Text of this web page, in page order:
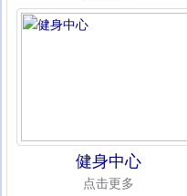
健身中心
点击更多